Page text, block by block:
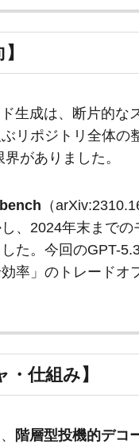
生成は、断片的な
リポジトリ全体
がありました。
（
、2024年末まで
た。今回のGPT-
効率」のトレード
・仕組み】
階層型投機的デコ